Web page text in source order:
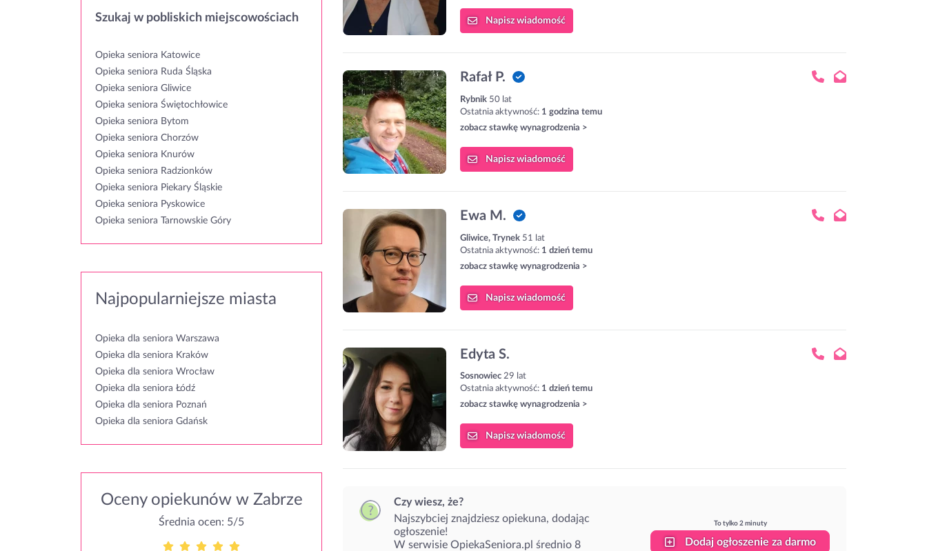
Szukaj w pobliskich miejscowościach
Opieka seniora Katowice
Opieka seniora Ruda Śląska
Opieka seniora Gliwice
Opieka seniora Świętochłowice
Opieka seniora Bytom
Opieka seniora Chorzów
Opieka seniora Knurów
Opieka seniora Radzionków
Opieka seniora Piekary Śląskie
Opieka seniora Pyskowice
Opieka seniora Tarnowskie Góry
Najpopularniejsze miasta
Opieka dla seniora Warszawa
Opieka dla seniora Kraków
Opieka dla seniora Wrocław
Opieka dla seniora Łódź
Opieka dla seniora Poznań
Opieka dla seniora Gdańsk
Oceny opiekunów w Zabrze
Średnia ocen: 5/5
Napiszwiadomość
Rafał P.
Rybnik 50 lat
Ostatnia aktywność: 1 godzina temu
zobacz stawkę wynagrodzenia >
Napiszwiadomość
Ewa M.
Gliwice, Trynek 51 lat
Ostatnia aktywność: 1 dzień temu
zobacz stawkę wynagrodzenia >
Napiszwiadomość
Edyta S.
Sosnowiec 29 lat
Ostatnia aktywność: 1 dzień temu
zobacz stawkę wynagrodzenia >
Napiszwiadomość
Czy wiesz, że?
Najszybciej znajdziesz opiekuna, dodając
ogłoszenie!
W serwisie OpiekaSeniora.pl średnio 8
To tylko 2 minuty
Dodaj ogłoszenie za darmo